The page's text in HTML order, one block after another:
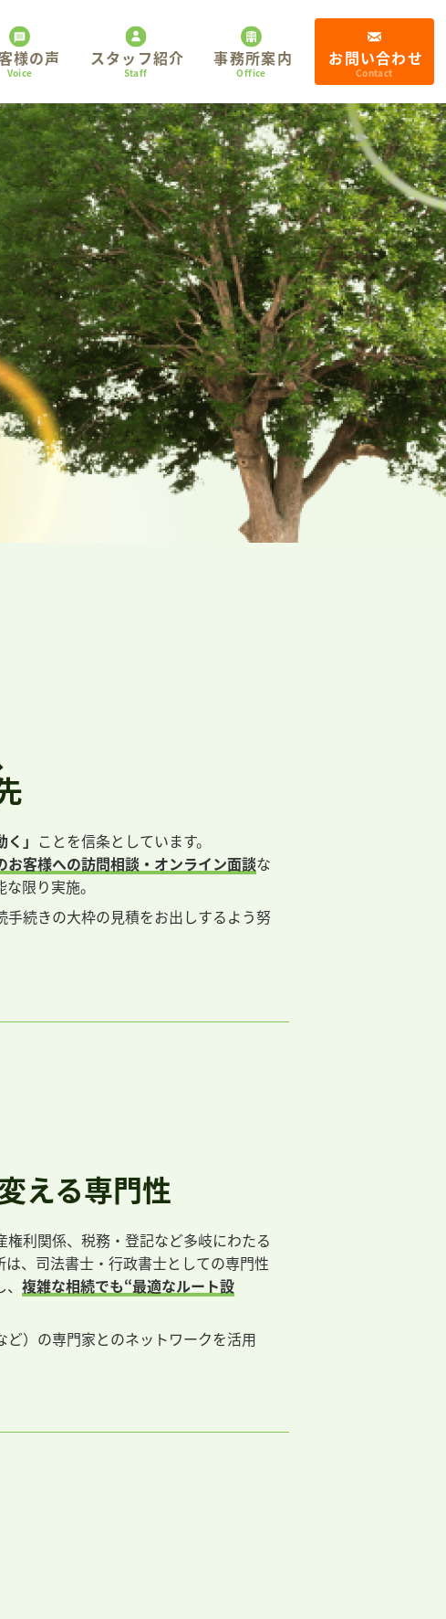
様の声
Voice
スタッフ紹介
Staff
事務所案内
Office
お問い合わせ
Contact
く」 ことを信条としています。
お客様への訪問相談・オンライン面談な
限り実施。
続きの大枠の見積をお出しするよう努
える専門性
利関係、税務・登記など多岐にわたる
、司法書士・行政書士としての専門性
複雑な相続でも“最適なルート設
）の専門家とのネットワークを活用